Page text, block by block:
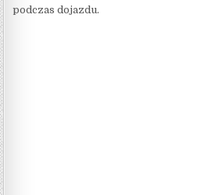
podczas dojazdu.